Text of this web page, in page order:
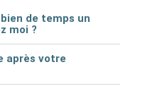
de temps un
moi ?
après votre